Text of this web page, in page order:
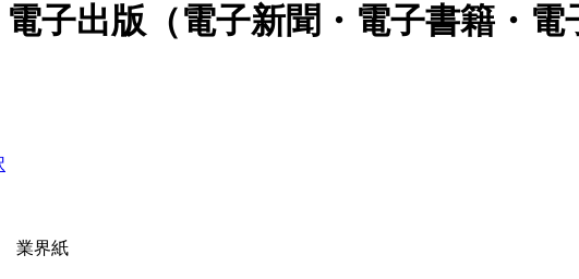
電子出版（電子新聞・電子書籍・
業界紙